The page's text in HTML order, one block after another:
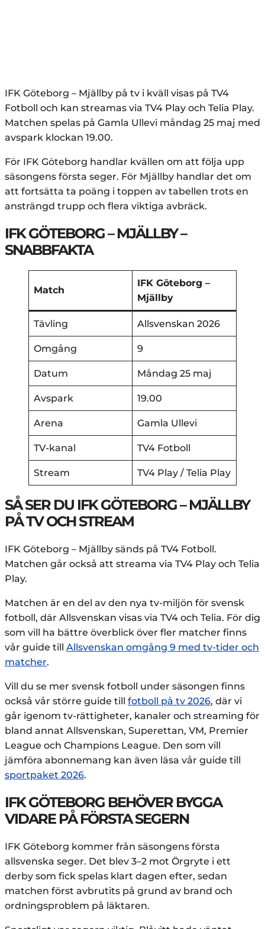
IFK Göteborg – Mjällby på tv i kväll visas på TV4
Fotboll och kan streamas via TV4 Play och Telia Play.
Matchen spelas på Gamla Ullevi måndag 25 maj med
avspark klockan 19.00.
För IFK Göteborg handlar kvällen om att följa upp
säsongens första seger. För Mjällby handlar det om
att fortsätta ta poäng i toppen av tabellen trots en
ansträngd trupp och flera viktiga avbräck.
IFK GÖTEBORG – MJÄLLBY –
SNABBFAKTA
Match
IFK Göteborg –
Mjällby
Tävling Allsvenskan 2026
Omgång 9
Datum Måndag 25 maj
Avspark 19.00
Arena Gamla Ullevi
TV-kanal TV4 Fotboll
Stream TV4 Play / Telia Play
SÅ SER DU IFK GÖTEBORG – MJÄLLBY
PÅ TV OCH STREAM
IFK Göteborg – Mjällby sänds på TV4 Fotboll.
Matchen går också att streama via TV4 Play och Telia
Play.
Matchen är en del av den nya tv-miljön för svensk
fotboll, där Allsvenskan visas via TV4 och Telia. För dig
som vill ha bättre överblick över fler matcher finns
vår guide till Allsvenskan omgång 9 med tv-tider och
matcher.
Vill du se mer svensk fotboll under säsongen finns
också vår större guide till fotboll på tv 2026, där vi
går igenom tv-rättigheter, kanaler och streaming för
bland annat Allsvenskan, Superettan, VM, Premier
League och Champions League. Den som vill
jämföra abonnemang kan även läsa vår guide till
sportpaket 2026.
IFK GÖTEBORG BEHÖVER BYGGA
VIDARE PÅ FÖRSTA SEGERN
IFK Göteborg kommer från säsongens första
allsvenska seger. Det blev 3–2 mot Örgryte i ett
derby som fick spelas klart dagen efter, sedan
matchen först avbrutits på grund av brand och
ordningsproblem på läktaren.